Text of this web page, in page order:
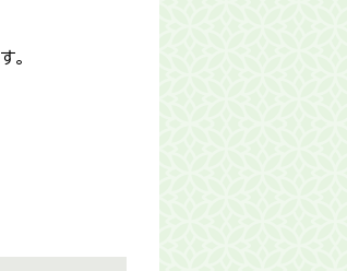
。